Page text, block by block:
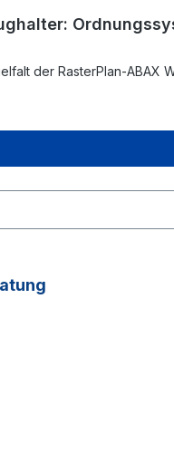
der RasterPlan-ABAX